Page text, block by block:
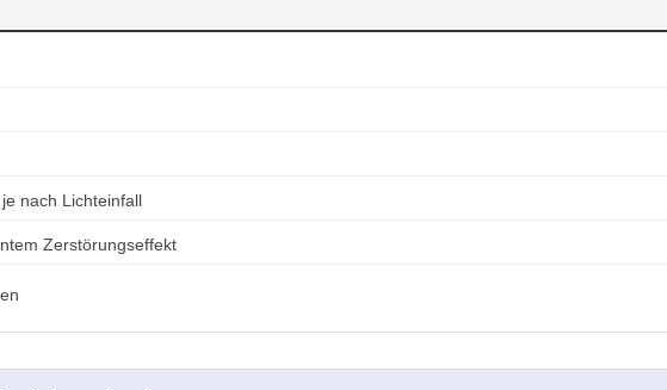
nach Lichteinfall
Zerstörungseffekt